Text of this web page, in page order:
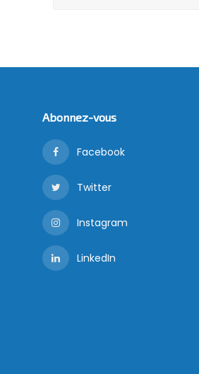
Abonnez-vous
Facebook
Twitter
Instagram
LinkedIn